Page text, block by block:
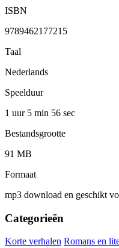
ISBN
9789462177215
Taal
Nederlands
Speelduur
1 uur 5 min 56 sec
Bestandsgrootte
91 MB
Formaat
mp3 download en geschikt
Categorieën
Korte verhalen Romans en